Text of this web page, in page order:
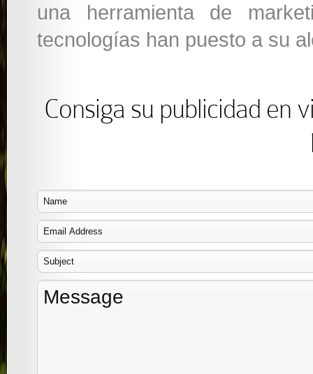
una herramienta de
tecnologías han puesto a su
Consiga su publicidad en